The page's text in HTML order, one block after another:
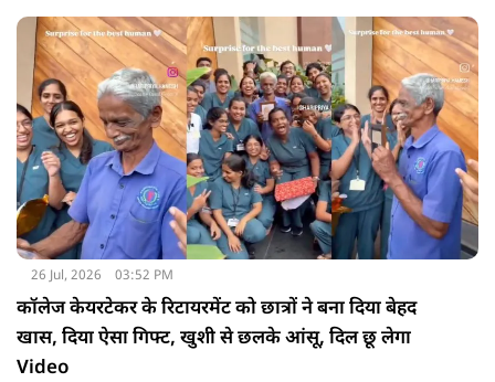
26 Jul, 2026 03:52 PM
कॉलेज केयरटेकर के रिटायरमेंट को छात्रों ने बना दिया बेहद
खास, दिया ऐसा गिफ्ट, खुशी से छलके आंसू, दिल छू लेगा
Video